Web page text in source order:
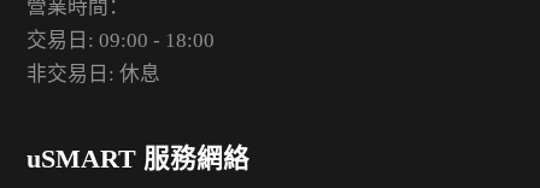
營業時間：
交易日: 09:00 - 18:00
非交易日: 休息
uSMART 服務網絡